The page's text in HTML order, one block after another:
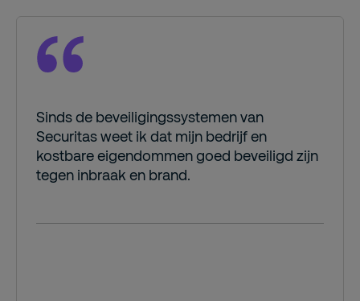
Sinds de beveiligingssystemen van
Securitas weet ik dat mijn bedrijf en
kostbare eigendommen goed beveiligd zijn
tegen inbraak en brand.